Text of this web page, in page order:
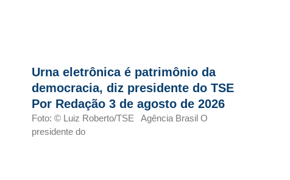
Urna eletrônica é patrimônio da
democracia, diz presidente do TSE
Por Redação 3 de agosto de 2026
Foto: © Luiz Roberto/TSE Agência Brasil O
presidente do